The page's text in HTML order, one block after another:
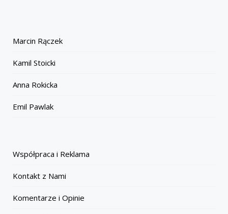
Marcin Rączek
Kamil Stoicki
Anna Rokicka
Emil Pawlak
Współpraca i Reklama
Kontakt z Nami
Komentarze i Opinie